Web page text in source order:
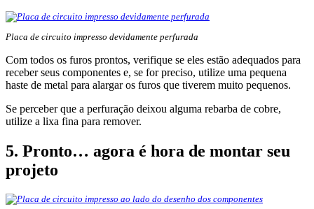
Placa de circuito impresso devidamente perfurada
Com todos os furos prontos, verifique se eles estão adequados para
receber seus componentes e, se for preciso, utilize uma pequena
haste de metal para alargar os furos que tiverem muito pequenos.
Se perceber que a perfuração deixou alguma rebarba de cobre,
utilize a lixa fina para remover.
5. Pronto… agora é hora de montar seu
projeto